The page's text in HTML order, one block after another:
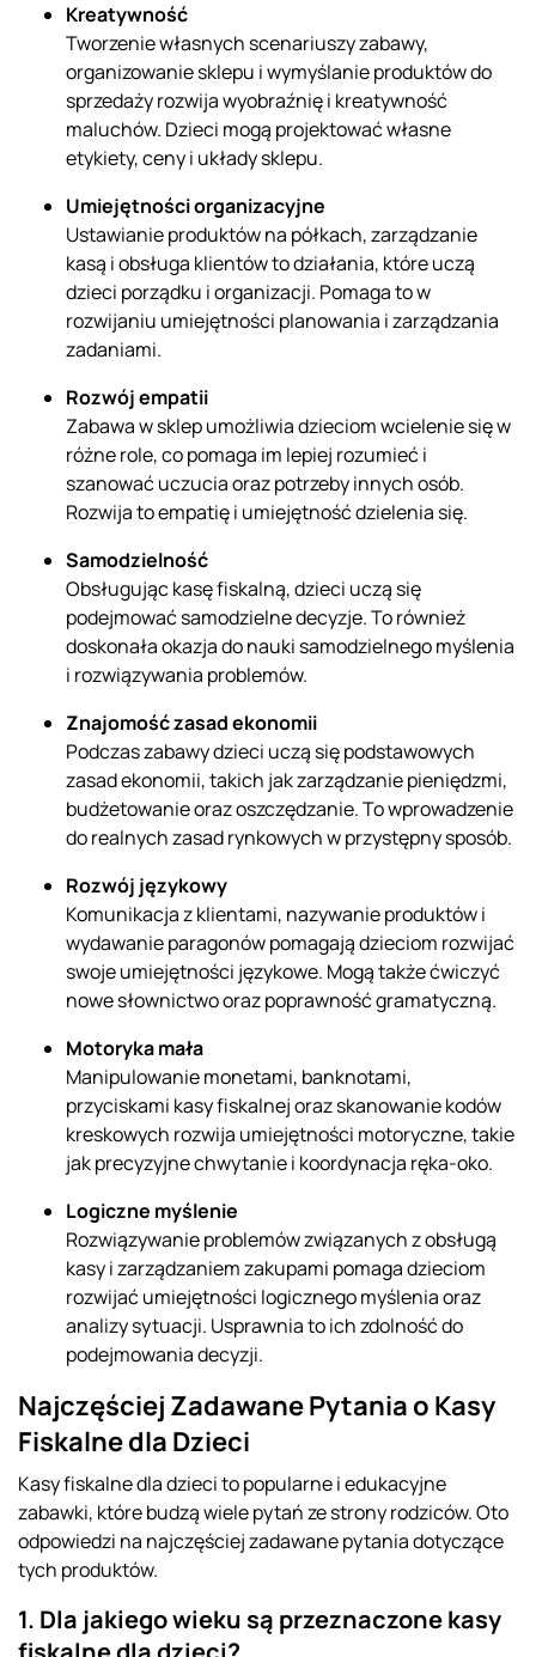
Kreatywność
Tworzenie własnych scenariuszy zabawy,
organizowanie sklepu i wymyślanie produktów do
sprzedaży rozwija wyobraźnię i kreatywność
maluchów. Dzieci mogą projektować własne
etykiety, ceny i układy sklepu.
Umiejętności organizacyjne
Ustawianie produktów na półkach, zarządzanie
kasą i obsługa klientów to działania, które uczą
dzieci porządku i organizacji. Pomaga to w
rozwijaniu umiejętności planowania i zarządzania
zadaniami.
Rozwój empatii
Zabawa w sklep umożliwia dzieciom wcielenie się w
różne role, co pomaga im lepiej rozumieć i
szanować uczucia oraz potrzeby innych osób.
Rozwija to empatię i umiejętność dzielenia się.
Samodzielność
Obsługując kasę fiskalną, dzieci uczą się
podejmować samodzielne decyzje. To również
doskonała okazja do nauki samodzielnego myślenia
i rozwiązywania problemów.
Znajomość zasad ekonomii
Podczas zabawy dzieci uczą się podstawowych
zasad ekonomii, takich jak zarządzanie pieniędzmi,
budżetowanie oraz oszczędzanie. To wprowadzenie
do realnych zasad rynkowych w przystępny sposób.
Rozwój językowy
Komunikacja z klientami, nazywanie produktów i
wydawanie paragonów pomagają dzieciom rozwijać
swoje umiejętności językowe. Mogą także ćwiczyć
nowe słownictwo oraz poprawność gramatyczną.
Motoryka mała
Manipulowanie monetami, banknotami,
przyciskami kasy fiskalnej oraz skanowanie kodów
kreskowych rozwija umiejętności motoryczne, takie
jak precyzyjne chwytanie i koordynacja ręka-oko.
Logiczne myślenie
Rozwiązywanie problemów związanych z obsługą
kasy i zarządzaniem zakupami pomaga dzieciom
rozwijać umiejętności logicznego myślenia oraz
analizy sytuacji. Usprawnia to ich zdolność do
podejmowania decyzji.
Najczęściej Zadawane Pytania o Kasy
Fiskalne dla Dzieci
Kasy fiskalne dla dzieci to popularne i edukacyjne
zabawki, które budzą wiele pytań ze strony rodziców. Oto
odpowiedzi na najczęściej zadawane pytania dotyczące
tych produktów.
1. Dla jakiego wieku są przeznaczone kasy